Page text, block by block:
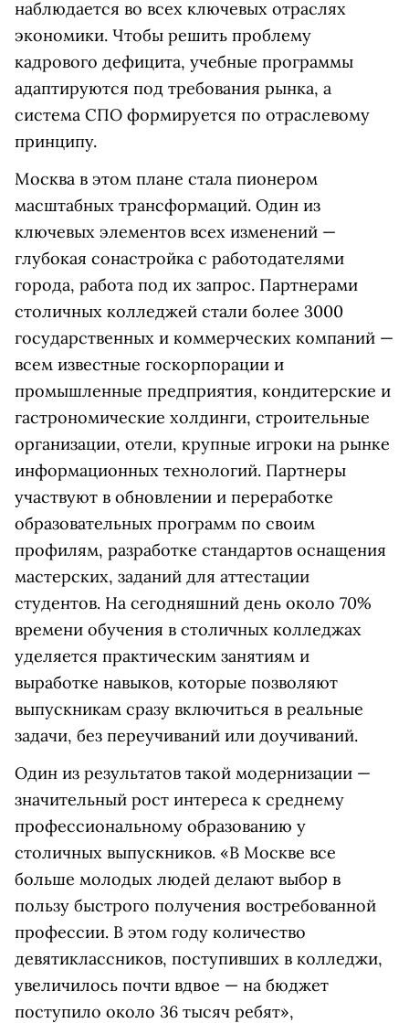
наблюдается во всех ключевых отраслях
экономики. Чтобы решить проблему
кадрового дефицита, учебные программы
адаптируются под требования рынка, а
система СПО формируется по отраслевому
принципу.
Москва в этом плане стала пионером
масштабных трансформаций. Один из
ключевых элементов всех изменений —
глубокая сонастройка с работодателями
города, работа под их запрос. Партнерами
столичных колледжей стали более 3000
государственных и коммерческих компаний —
всем известные госкорпорации и
промышленные предприятия, кондитерские и
гастрономические холдинги, строительные
организации, отели, крупные игроки на рынке
информационных технологий. Партнеры
участвуют в обновлении и переработке
образовательных программ по своим
профилям, разработке стандартов оснащения
мастерских, заданий для аттестации
студентов. На сегодняшний день около 70%
времени обучения в столичных колледжах
уделяется практическим занятиям и
выработке навыков, которые позволяют
выпускникам сразу включиться в реальные
задачи, без переучиваний или доучиваний.
Один из результатов такой модернизации —
значительный рост интереса к среднему
профессиональному образованию у
столичных выпускников. «В Москве все
больше молодых людей делают выбор в
пользу быстрого получения востребованной
профессии. В этом году количество
девятиклассников, поступивших в колледжи,
увеличилось почти вдвое — на бюджет
поступило около 36 тысяч ребят»,